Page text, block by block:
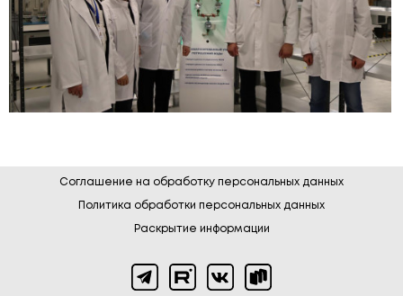
Соглашение на обработку персональных данных
Политика обработки персональных данных
Раскрытие информации